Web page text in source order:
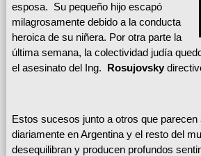
esposa. Su pequeño hijo escapó
milagrosamente debido a la conducta
heroica de su niñera. Por otra parte la
última semana, la colectividad judía
el asesinato del Ing. Rosujovsky
Estos sucesos junto a otros que
diariamente en Argentina y el resto del
desequilibran y producen profundos